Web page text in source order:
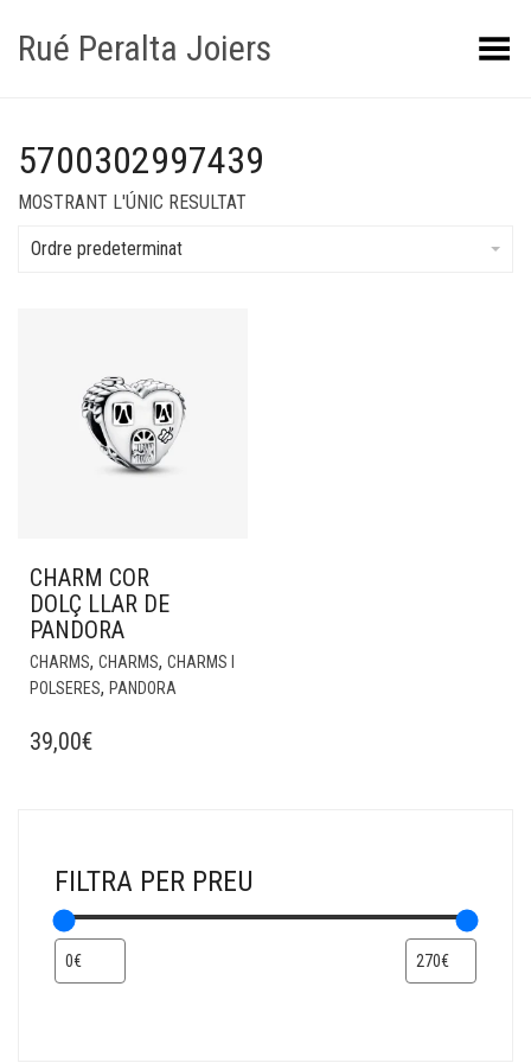
Rué Peralta Joiers Obrir/tancar el menú
5700302997439
MOSTRANT L'ÚNIC RESULTAT
Ordre predeterminat
CHARM COR
DOLÇ LLAR DE
PANDORA
CHARMS, CHARMS, CHARMS I
POLSERES, PANDORA
39,00€
FILTRA PER PREU